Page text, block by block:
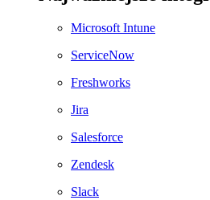
Microsoft Intune
ServiceNow
Freshworks
Jira
Salesforce
Zendesk
Slack